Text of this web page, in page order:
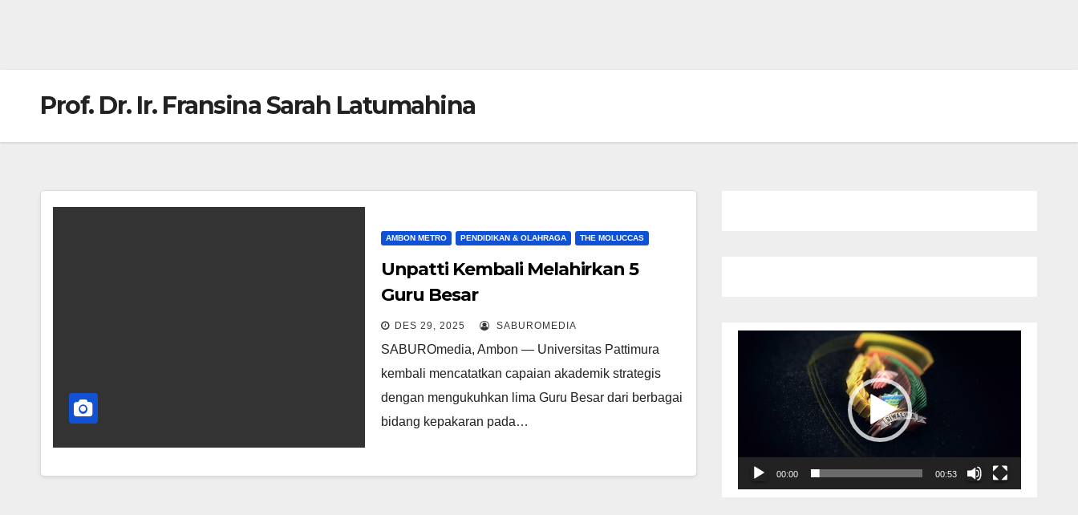
Prof. Dr. Ir. Fransina Sarah Latumahina
AMBON METRO PENDIDIKAN & OLAHRAGA THE MOLUCCAS
Unpatti Kembali Melahirkan 5
Guru Besar
DES 29, 2025 SABUROMEDIA
SABUROmedia, Ambon — Universitas Pattimura
kembali mencatatkan capaian akademik strategis
dengan mengukuhkan lima Guru Besar dari berbagai
bidang kepakaran pada…
00:00 00:53